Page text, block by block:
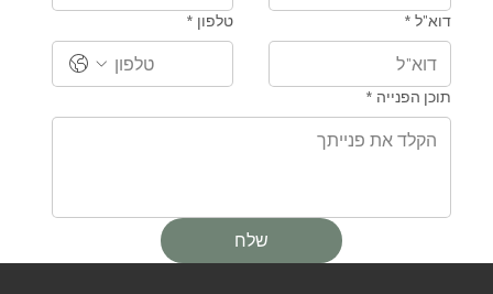
דוא"ל * טלפון *
תוכן הפנייה *
שלח